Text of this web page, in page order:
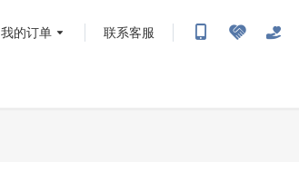
我的订单 联系客服